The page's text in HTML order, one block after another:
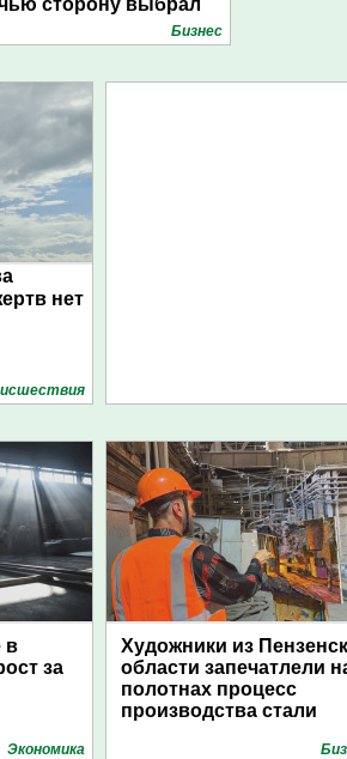
сторону выбрал
Бизнес
нет
в
за
Экономика
Художники из
области запечатлели
полотнах процесс
производства стали